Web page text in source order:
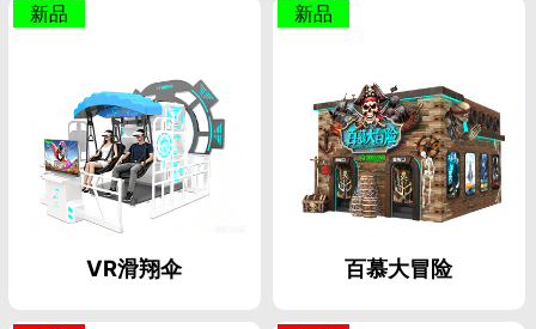
新品
VR滑翔伞
新品
百慕大冒险